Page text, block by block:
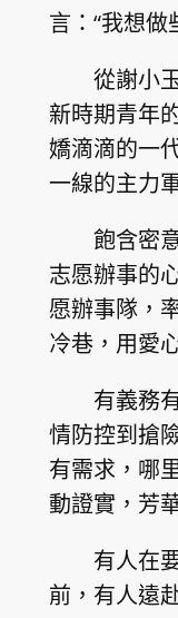
言：“我想做
從謝小
新時期青年
嬌滴滴的一
一線的主力
飽含密
志愿辦事的
愿辦事隊，
冷巷，用愛
有義務
情防控到搶
有需求，哪
動證實，芳
有人在
前，有人遠